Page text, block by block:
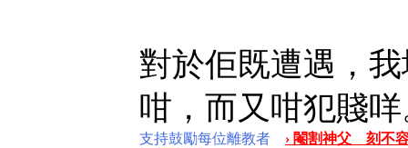
對於佢既遭遇，
咁，而又咁犯賤
支持鼓勵每位離教者
› 閹割神父 刻不